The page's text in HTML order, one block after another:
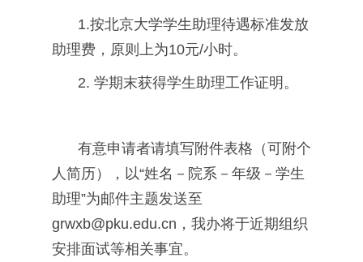
1.按北京大学学生助理待遇标准发放
助理费，原则上为10元/小时。
2. 学期末获得学生助理工作证明。
有意申请者请填写附件表格（可附个
人简历），以“姓名－院系－年级－学生
助理”为邮件主题发送至
grwxb@pku.edu.cn，我办将于近期组织
安排面试等相关事宜。